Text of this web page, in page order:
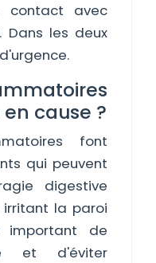
avec
les deux
cause ?
font
qui peuvent
digestive
la paroi
de
et d'éviter